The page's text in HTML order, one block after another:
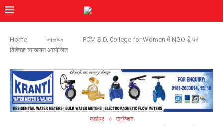
Home जालंधर
PCM S.D. College for Women में NGO डे पर
विशेषज्ञ व्याख्यान आयोजित
जालंधर एजुकेशन